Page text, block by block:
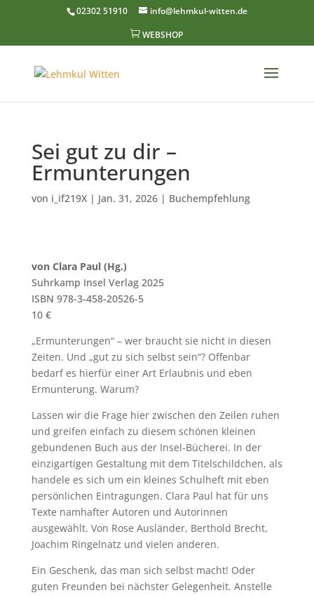
02302 51910 info@lehmkul-witten.de
 WEBSHOP
Sei gut zu dir –
Ermunterungen
von i_if219X| Jan. 31, 2026| Buchempfehlung
von Clara Paul (Hg.)
Suhrkamp Insel Verlag 2025
ISBN 978-3-458-20526-5
10 €
„Ermunterungen“ – wer braucht sie nicht in diesen
Zeiten. Und „gut zu sich selbst sein“? Offenbar
bedarf es hierfür einer Art Erlaubnis und eben
Ermunterung. Warum?
Lassen wir die Frage hier zwischen den Zeilen ruhen
und greifen einfach zu diesem schönen kleinen
gebundenen Buch aus der Insel-Bücherei. In der
einzigartigen Gestaltung mit dem Titelschildchen, als
handele es sich um ein kleines Schulheft mit eben
persönlichen Eintragungen. Clara Paul hat für uns
Texte namhafter Autoren und Autorinnen
ausgewählt. Von Rose Ausländer, Berthold Brecht,
Joachim Ringelnatz und vielen anderen.
Ein Geschenk, das man sich selbst macht! Oder
guten Freunden bei nächster Gelegenheit. Anstelle